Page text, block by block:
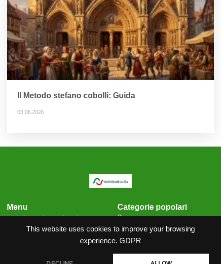
This website uses cookies to improve your browsing
experience. GDPR
Il Metodo stefano cobolli: Guida
03.08.2026
Menu
Informativa sulla privacy
Condizioni generali
Categorie popolari
Business
Cronaca
Scienza